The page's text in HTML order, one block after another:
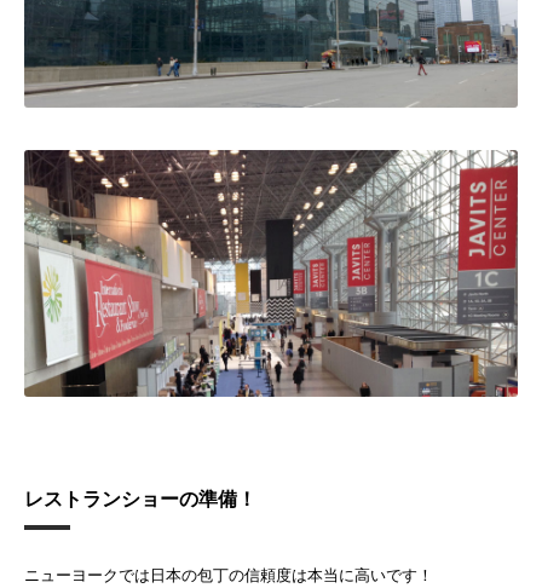
レストランショーの準備！
ニューヨークでは日本の包丁の信頼度は本当に高いです！